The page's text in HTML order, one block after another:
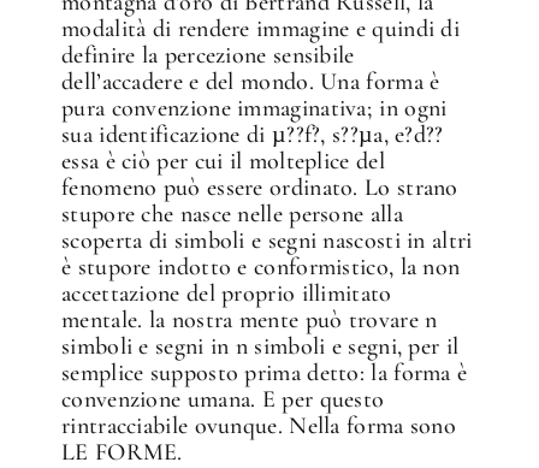
modalità di rendere immagine e quindi di
definire la percezione sensibile
dell’accadere e del mondo. Una forma è
pura convenzione immaginativa; in ogni
sua identificazione di µ??f?, s??µa, e?d??
essa è ciò per cui il molteplice del
fenomeno può essere ordinato. Lo strano
stupore che nasce nelle persone alla
scoperta di simboli e segni nascosti in altri
è stupore indotto e conformistico, la non
accettazione del proprio illimitato
mentale. la nostra mente può trovare n
simboli e segni in n simboli e segni, per il
semplice supposto prima detto: la forma è
convenzione umana. E per questo
rintracciabile ovunque. Nella forma sono
LE FORME.